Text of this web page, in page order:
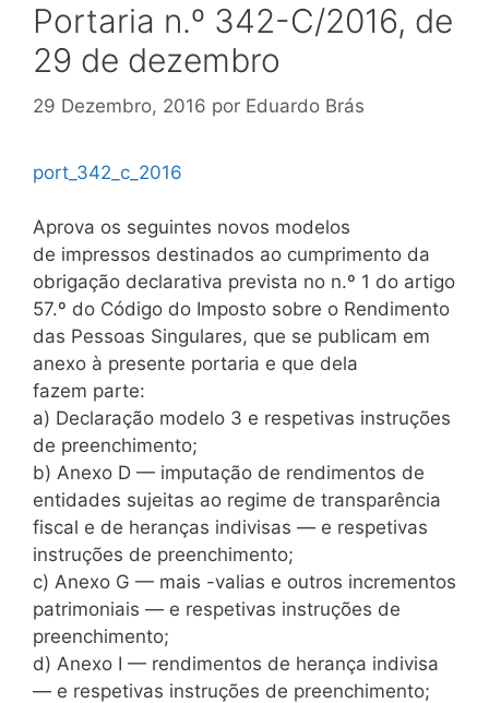
Portaria n.º 342-C/2016, de
29 de dezembro
29 Dezembro, 2016 por Eduardo Brás
port_342_c_2016
Aprova os seguintes novos modelos
de impressos destinados ao cumprimento da
obrigação declarativa prevista no n.º 1 do artigo
57.º do Código do Imposto sobre o Rendimento
das Pessoas Singulares, que se publicam em
anexo à presente portaria e que dela
fazem parte:
a) Declaração modelo 3 e respetivas instruções
de preenchimento;
b) Anexo D — imputação de rendimentos de
entidades sujeitas ao regime de transparência
fiscal e de heranças indivisas — e respetivas
instruções de preenchimento;
c) Anexo G — mais -valias e outros incrementos
patrimoniais — e respetivas instruções de
preenchimento;
d) Anexo I — rendimentos de herança indivisa
— e respetivas instruções de preenchimento;